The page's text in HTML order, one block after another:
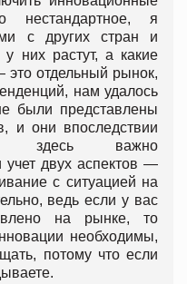
нестандартное, я
с других стран и
у них растут, а какие
это отдельный рынок,
нам удалось
были представлены
и они впоследствии
здесь важно
учет двух аспектов —
с ситуацией на
ведь если у вас
на рынке, то
необходимы,
потому что если